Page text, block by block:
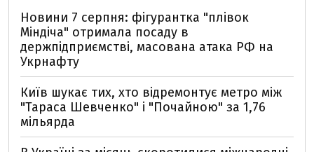
Новини 7 серпня: фігурантка "плівок
Міндіча" отримала посаду в
держпідприємстві, масована атака РФ на
Укрнафту
Київ шукає тих, хто відремонтує метро між
"Тараса Шевченко" і "Почайною" за 1,76
мільярда